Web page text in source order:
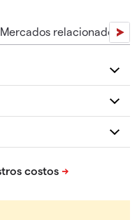
Mercados relacionados